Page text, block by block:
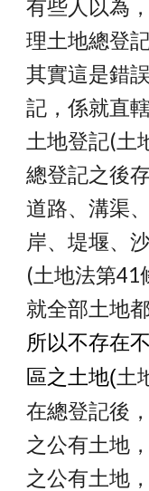
有些人以為
理土地總登
其實這是錯
記，係就直
土地登記(土
總登記之後
道路、溝渠
岸、堤堰、
(土地法第41
就全部土地
所以不存在
區之土地(土
在總登記後
之公有土地
之公有土地